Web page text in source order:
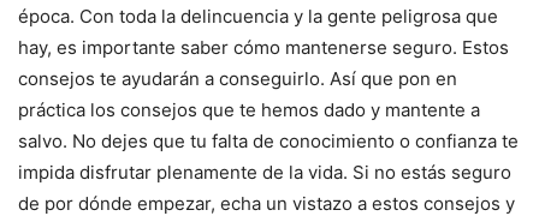
época. Con toda la delincuencia y la gente peligrosa que
hay, es importante saber cómo mantenerse seguro. Estos
consejos te ayudarán a conseguirlo. Así que pon en
práctica los consejos que te hemos dado y mantente a
salvo. No dejes que tu falta de conocimiento o confianza te
impida disfrutar plenamente de la vida. Si no estás seguro
de por dónde empezar, echa un vistazo a estos consejos y